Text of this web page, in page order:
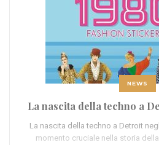
NEWS
La nascita della techno a
La nascita della techno a Detroit
momento cruciale nella storia